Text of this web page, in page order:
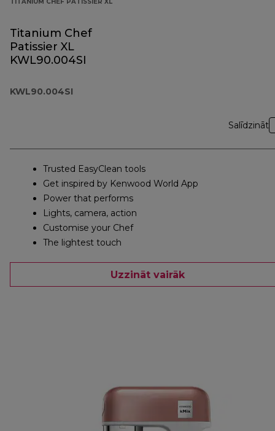
TITANIUM CHEF PATISSIER XL
Titanium Chef
Patissier XL
KWL90.004SI
KWL90.004SI
Salīdzināt
Trusted EasyClean tools
Get inspired by Kenwood World App
Power that performs
Lights, camera, action
Customise your Chef
The lightest touch
Uzzināt vairāk